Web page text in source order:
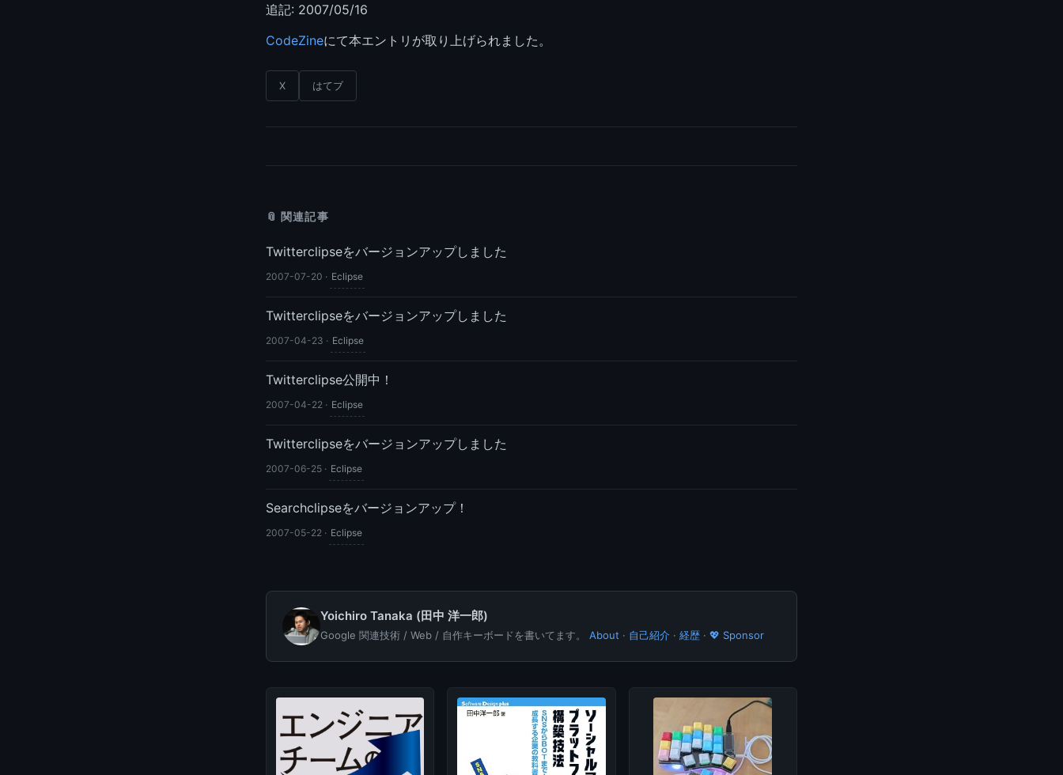
追記: 2007/05/16
CodeZineにて本エントリが取り上げられました。
X はてブ
📎 関連記事
Twitterclipseをバージョンアップしました
2007-07-20 · Eclipse
Twitterclipseをバージョンアップしました
2007-04-23 · Eclipse
Twitterclipse公開中！
2007-04-22 · Eclipse
Twitterclipseをバージョンアップしました
2007-06-25 · Eclipse
Searchclipseをバージョンアップ！
2007-05-22 · Eclipse
Yoichiro Tanaka (田中 洋一郎)
Google 関連技術 / Web / 自作キーボードを書いてます。 About · 自己紹介 · 経歴 · 💖 Sponsor